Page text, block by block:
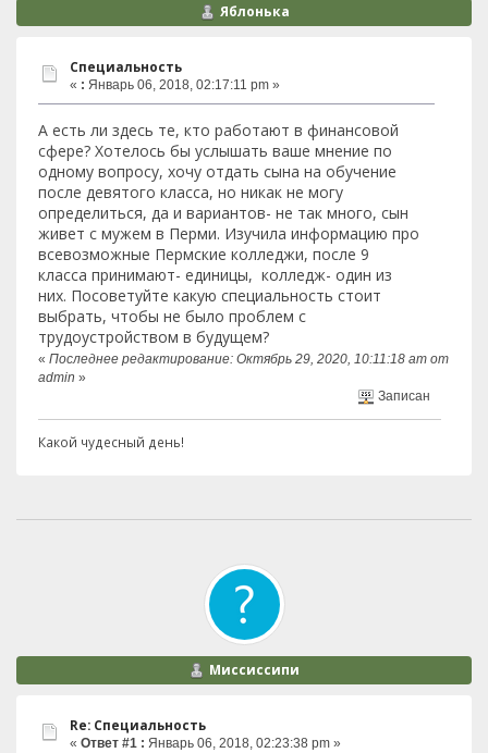
Яблонька
Специальность
« : Январь 06, 2018, 02:17:11 pm »
А есть ли здесь те, кто работают в финансовой
сфере? Хотелось бы услышать ваше мнение по
одному вопросу, хочу отдать сына на обучение
после девятого класса, но никак не могу
определиться, да и вариантов- не так много, сын
живет с мужем в Перми. Изучила информацию про
всевозможные Пермские колледжи, после 9
класса принимают- единицы, колледж- один из
них. Посоветуйте какую специальность стоит
выбрать, чтобы не было проблем с
трудоустройством в будущем?
« Последнее редактирование: Октябрь 29, 2020, 10:11:18 am от
admin »
Записан
Какой чудесный день!
Миссиссипи
Re: Специальность
« Ответ #1 : Январь 06, 2018, 02:23:38 pm »